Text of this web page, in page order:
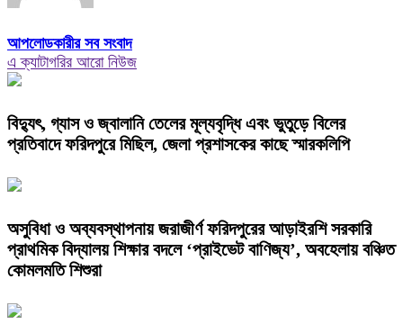
আপলোডকারীর সব সংবাদ
এ ক্যাটাগরির আরো নিউজ
বিদ্যুৎ, গ্যাস ও জ্বালানি তেলের মূল্যবৃদ্ধি এবং ভুতুড়ে বিলের
প্রতিবাদে ফরিদপুরে মিছিল, জেলা প্রশাসকের কাছে স্মারকলিপি
অসুবিধা ও অব্যবস্থাপনায় জরাজীর্ণ ফরিদপুরের আড়াইরশি সরকারি
প্রাথমিক বিদ্যালয় শিক্ষার বদলে ‘প্রাইভেট বাণিজ্য’, অবহেলায় বঞ্চিত
কোমলমতি শিশুরা